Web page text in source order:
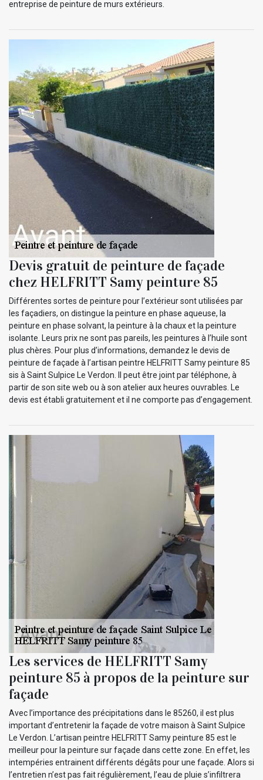
entreprise de peinture de murs extérieurs.
Devis gratuit de peinture de façade
chez HELFRITT Samy peinture 85
Différentes sortes de peinture pour l’extérieur sont utilisées par
les façadiers, on distingue la peinture en phase aqueuse, la
peinture en phase solvant, la peinture à la chaux et la peinture
isolante. Leurs prix ne sont pas pareils, les peintures à l’huile sont
plus chères. Pour plus d’informations, demandez le devis de
peinture de façade à l’artisan peintre HELFRITT Samy peinture 85
sis à Saint Sulpice Le Verdon. Il peut être joint par téléphone, à
partir de son site web ou à son atelier aux heures ouvrables. Le
devis est établi gratuitement et il ne comporte pas d’engagement.
Les services de HELFRITT Samy
peinture 85 à propos de la peinture sur
façade
Avec l’importance des précipitations dans le 85260, il est plus
important d’entretenir la façade de votre maison à Saint Sulpice
Le Verdon. L’artisan peintre HELFRITT Samy peinture 85 est le
meilleur pour la peinture sur façade dans cette zone. En effet, les
intempéries entrainent différents dégâts pour une façade. Alors si
l’entretien n’est pas fait régulièrement, l’eau de pluie s’infiltrera